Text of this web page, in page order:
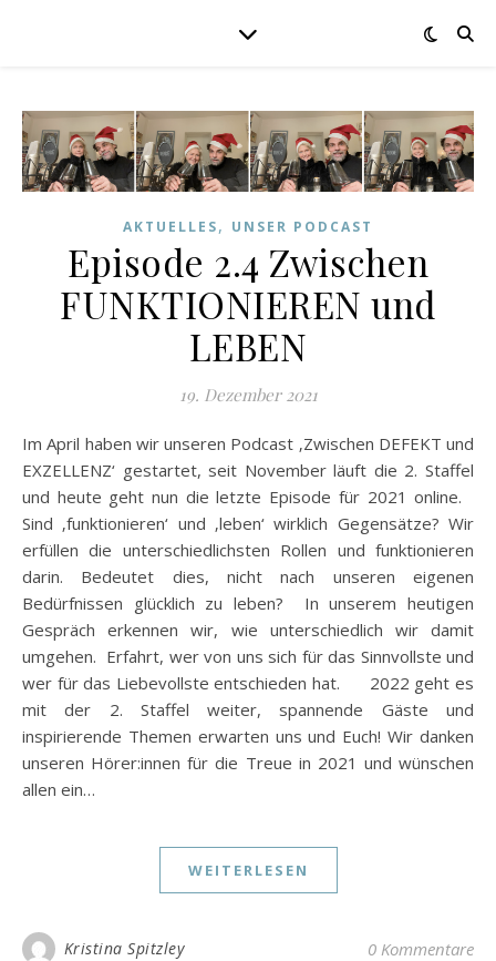
AKTUELLES, UNSER PODCAST
Episode 2.4 Zwischen
FUNKTIONIEREN und
LEBEN
19. Dezember 2021
Im April haben wir unseren Podcast ‚Zwischen DEFEKT und
EXZELLENZ‘ gestartet, seit November läuft die 2. Staffel
und heute geht nun die letzte Episode für 2021 online.
Sind ‚funktionieren‘ und ‚leben‘ wirklich Gegensätze? Wir
erfüllen die unterschiedlichsten Rollen und funktionieren
darin. Bedeutet dies, nicht nach unseren eigenen
Bedürfnissen glücklich zu leben? In unserem heutigen
Gespräch erkennen wir, wie unterschiedlich wir damit
umgehen. Erfahrt, wer von uns sich für das Sinnvollste und
wer für das Liebevollste entschieden hat. 2022 geht es
mit der 2. Staffel weiter, spannende Gäste und
inspirierende Themen erwarten uns und Euch! Wir danken
unseren Hörer:innen für die Treue in 2021 und wünschen
allen ein…
WEITERLESEN
Kristina Spitzley 0 Kommentare